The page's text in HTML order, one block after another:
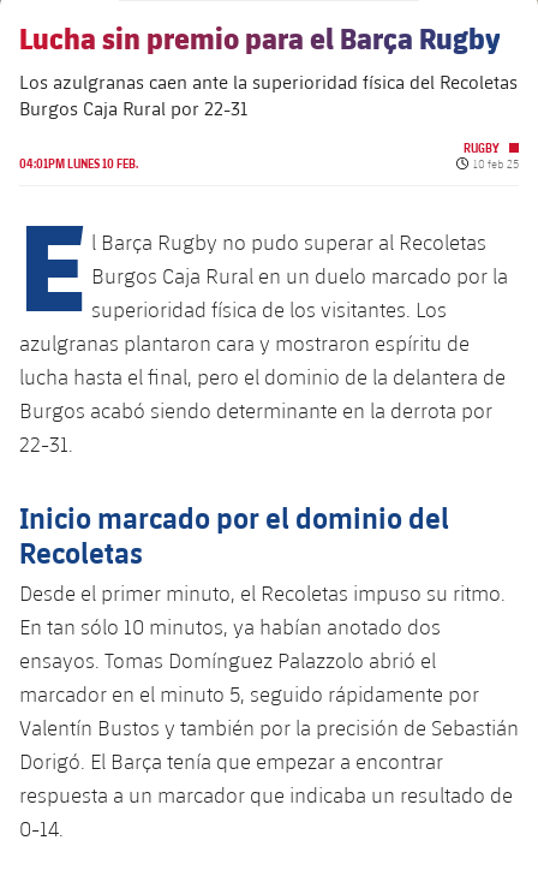
chevron-right
label.aria.chevronright
Órganos
chevron-right
label.aria.chevronright
chevron-right
label.aria.chevronright
chevron-right
label.aria.chevronright
Más que un club
Masia 360
La Masia
Década a década
Presidentes
Jugadores de leyenda
Entrenadores
Centro de documentación
plusicon
más
Spotify Camp Nou
Estadi Johan Cruyff
Barça Cafe
Ciutat Esportiva
plusicon
más
Servicios
plusicon
más
Lucha sin premio para el Barça Rugby
Los azulgranas caen ante la superioridad física del Recoletas
Burgos Caja Rural por 22-31
04:01PM LUNES 10 FEB.
RUGBY
Fecha de
10 feb 25
E l Barça Rugby no pudo superar al Recoletas
Burgos Caja Rural en un duelo marcado por la
superioridad física de los visitantes. Los
azulgranas plantaron cara y mostraron espíritu de
lucha hasta el final, pero el dominio de la delantera de
Burgos acabó siendo determinante en la derrota por
22-31.
Inicio marcado por el dominio del
Recoletas
Desde el primer minuto, el Recoletas impuso su ritmo.
En tan sólo 10 minutos, ya habían anotado dos
ensayos. Tomas Domínguez Palazzolo abrió el
marcador en el minuto 5, seguido rápidamente por
Valentín Bustos y también por la precisión de Sebastián
Dorigó. El Barça tenía que empezar a encontrar
respuesta a un marcador que indicaba un resultado de
0-14.